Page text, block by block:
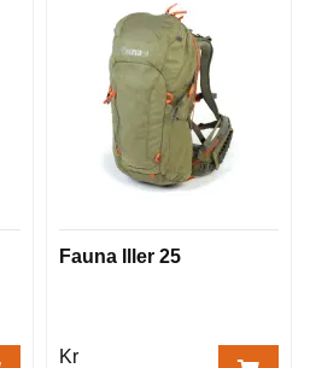
Fauna Iller 25
Kr